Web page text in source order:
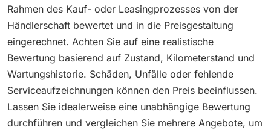
Rahmen des Kauf- oder Leasingprozesses von der
Händlerschaft bewertet und in die Preisgestaltung
eingerechnet. Achten Sie auf eine realistische
Bewertung basierend auf Zustand, Kilometerstand und
Wartungshistorie. Schäden, Unfälle oder fehlende
Serviceaufzeichnungen können den Preis beeinflussen.
Lassen Sie idealerweise eine unabhängige Bewertung
durchführen und vergleichen Sie mehrere Angebote, um